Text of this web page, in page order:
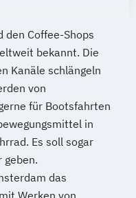
Coffee-Shops
bekannt. Die
Kanäle schlängeln
von
für Bootsfahrten
in
Es soll sogar
geben.
das
Werken von